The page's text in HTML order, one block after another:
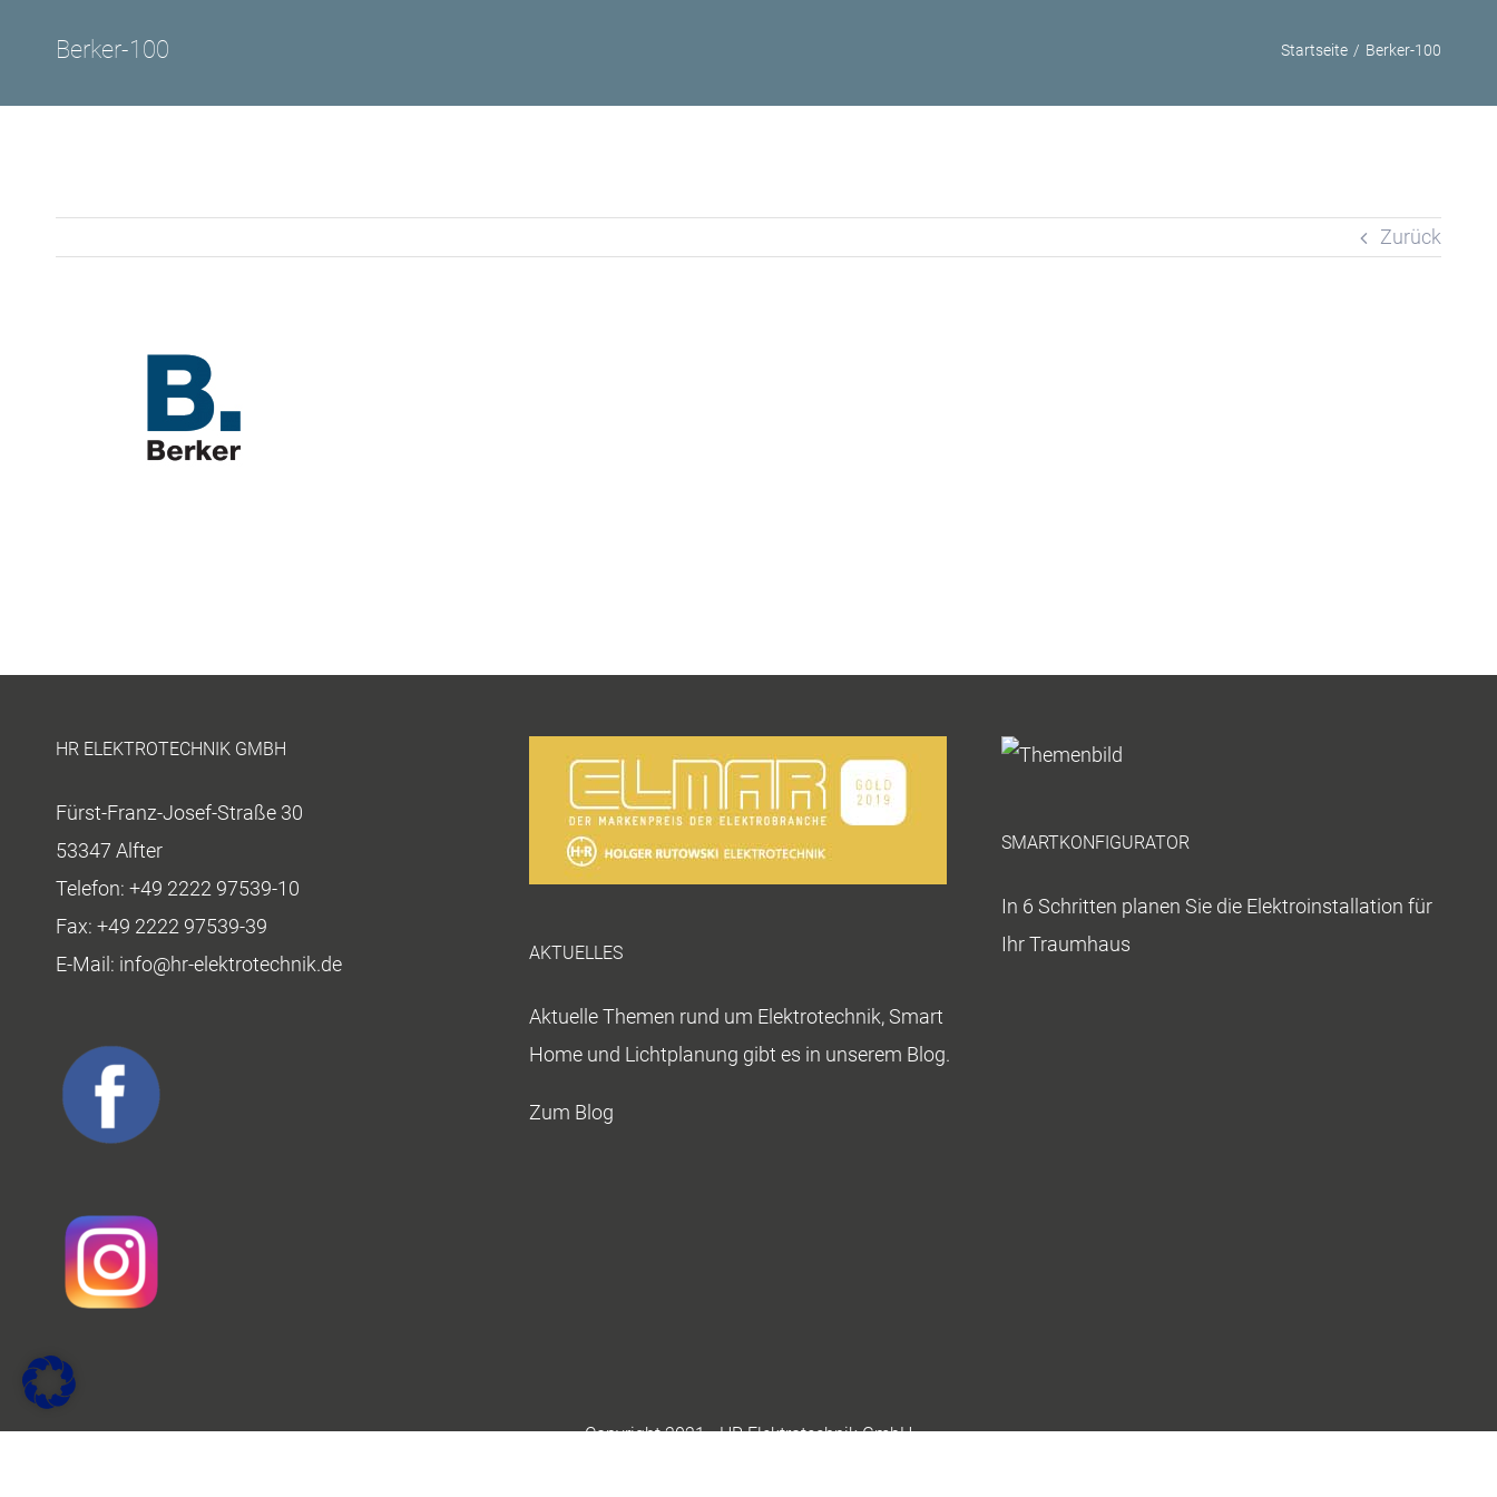
Berker-100 Startseite / Berker-100
Zurück
HR ELEKTROTECHNIK GMBH
Fürst-Franz-Josef-Straße 30
53347 Alfter
Telefon: +49 2222 97539-10
Fax: +49 2222 97539-39
E-Mail: info@hr-elektrotechnik.de AKTUELLES
Aktuelle Themen rund um Elektrotechnik, Smart
Home und Lichtplanung gibt es in unserem Blog.
Zum Blog
SMARTKONFIGURATOR
In 6 Schritten planen Sie die Elektroinstallation für
Ihr Traumhaus
Copyright 2021 - HR Elektrotechnik GmbH